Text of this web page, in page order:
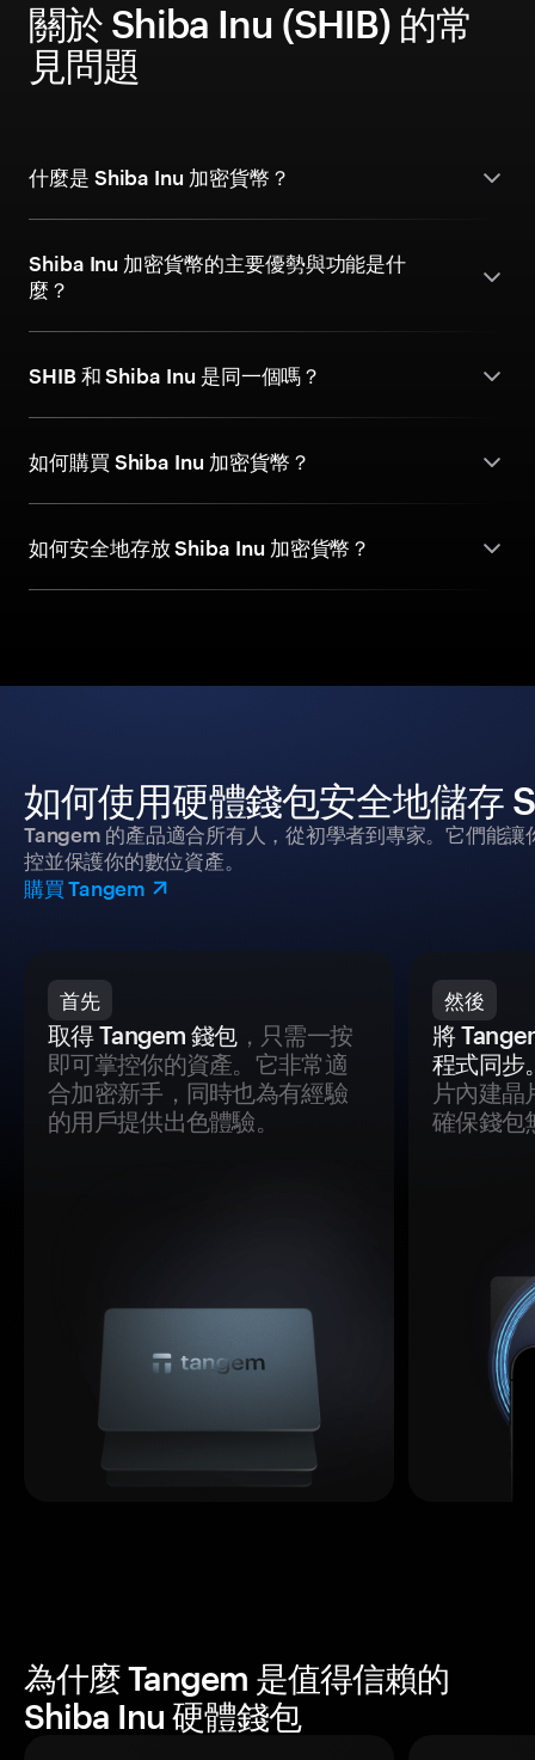
關於 Shiba Inu (SHIB) 的常
見問題
什麼是 Shiba Inu 加密貨幣？
Shiba Inu 加密貨幣的主要優勢與功能是什
麼？
SHIB 和 Shiba Inu 是同一個嗎？
如何購買 Shiba Inu 加密貨幣？
如何安全地存放 Shiba Inu 加密貨幣？
如何使用硬體錢包安全地儲存
Tangem 的產品適合所有人，從初學者到專家。它們能
控並保護你的數位資產。
購買 Tangem
首先
取得 Tangem 錢包，只需一按
即可掌控你的資產。它非常適
合加密新手，同時也為有經驗
的用戶提供出色體驗。
然後
將
程式同步
片內建晶
確保錢包
為什麼 Tangem 是值得信賴的
Shiba Inu 硬體錢包